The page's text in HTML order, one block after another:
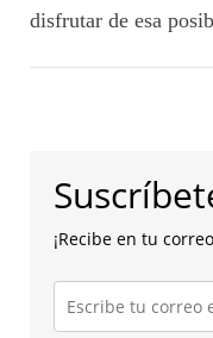
disfrutar de esa
¡Recibe en tu
Escribe
tu